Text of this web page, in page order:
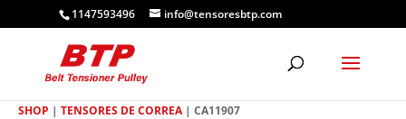
1147593496 info@tensoresbtp.com
SHOP | TENSORES DE CORREA| CA11907